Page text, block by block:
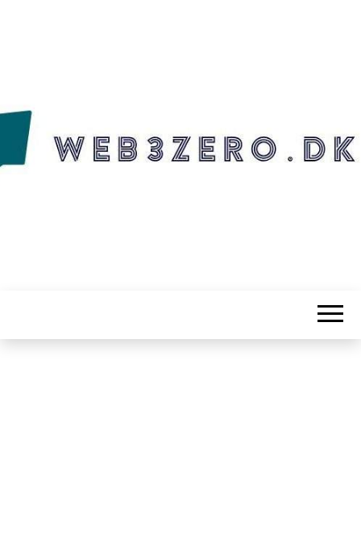
WEB3ZERO.DK
Web3zero.dk